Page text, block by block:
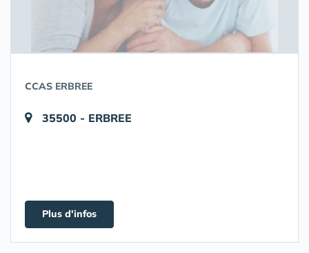
CCAS ERBREE
35500 - ERBREE
Plus d'infos